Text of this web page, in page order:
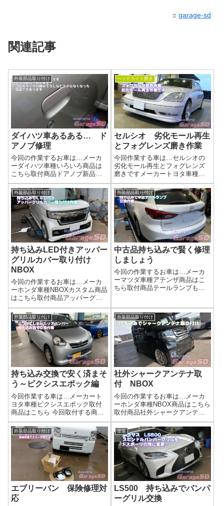
garage-sd
関連記事
外装部品取り付け
ダイハツ車あるある… ド
アノブ修理
今回の作業するお車は…メーカ
ーダイハツ車種いろいろ商品は
こちら取付商品ドアノブ新品
純正で安く買えます今回はよく
壊れる部品なので、純正でも格
安で買えます。🚗 中古パーツで
賢く修理！外装リペアサービス
受付中「ちょっとぶつけちゃっ
た…」「中古で...
ヘッドライト磨き
セルシオ 劣化モール再生
とフォグレンズ磨き作業
今回作業する車は…セルシオの
劣化モール再生とフォグレンズ
磨きですメーカートヨタ車種セ
ルシオ作業はこちら 今回の作業
は…劣化モールの再生とフォグ
磨き作業写真純正でモールが出
る場合は買ってしまった方が吉
です。フォグレンズの磨きはバ
ンパーから外し...
外装部品取り付け
持ち込みLED付きアッパー
グリルカバー取り付け
NBOX
今回の作業するお車は…メーカ
ーホンダ車種NBOXカスタム商品
はこちら取付商品アッパーグリ
ルカバー LED付き完了画像
SUVっぽくなりましたね( ﾟДﾟ)🚗
外装ドレスアップ・持ち込みパ
ーツ施工のご案内当店では、お
客様がご自身で選ばれた 持ち...
外装部品取り付け
中古品持ち込みで賢く修理
しましょう
今回の作業するお車は…メーカ
ーマツダ車種アテンザ商品はこ
ちら取付商品テールランプもち
からね🚗 中古パーツで賢く修
理！外装リペアサービス受付中
「ちょっとぶつけちゃった…」
「中古で...
外装部品取り付け
持ち込み交換で安く済まそ
う～ピクシスエポック編
今回作業する車は…メーカート
ヨタ車種ピクシスエポック取付
商品はこちら 今回取付する商品
は…リアバンパー実は純正形状
の社外品とかもあったりします
同色ペイント済みで安く売って
いる場合があるので、探してみ
ましょう～作業写真移植部品が
少なければ、取...
外装部品取り付け
社外シャークアンテナ取
付 NBOX
今回の作業するお車は…メーカ
ーホンダ車種NBOX商品はこちら
取付商品社外シャークアンテナ
完了画像簡単な作業でもご安心
ください('ω')ノ なんでも相談に
のりますよ～！🚗 外装ドレスア
ップ・持ち込みパーツ施工のご
案内当店では、お客様がご自身
で...
外装部品取り付け
エブリーバン 保険修理対
応
塗装
LS500 持ち込みでバンパ
ーグリル交換